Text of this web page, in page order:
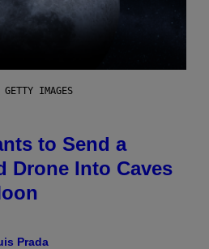
IMAGES
to Send a
Drone Into Caves
Prada